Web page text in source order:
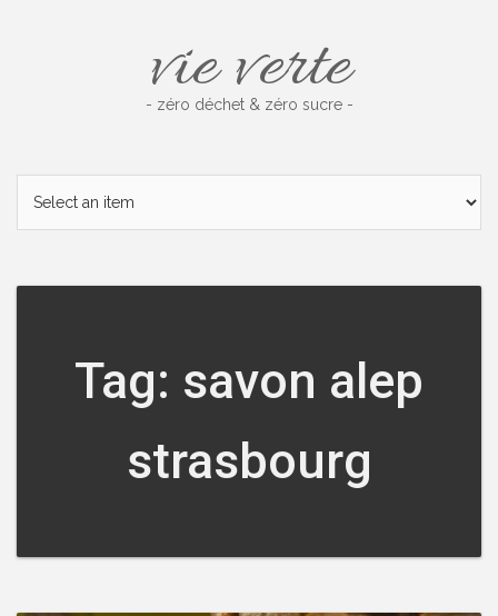
vie verte
- zéro déchet & zéro sucre -
Tag: savon alep
strasbourg